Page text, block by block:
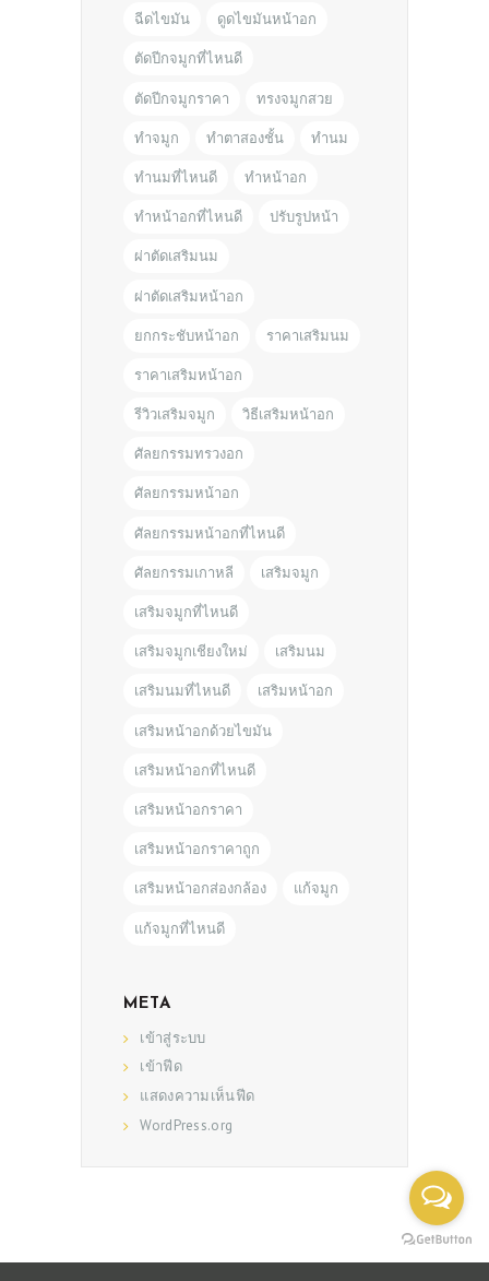
ฉีดไขมัน ดูดไขมันหน้าอก
ตัดปีกจมูกที่ไหนดี
ตัดปีกจมูกราคา ทรงจมูกสวย
ทำจมูก ทำตาสองชั้น ทำนม
ทำนมที่ไหนดี ทำหน้าอก
ทำหน้าอกที่ไหนดี ปรับรูปหน้า
ผ่าตัดเสริมนม
ผ่าตัดเสริมหน้าอก
ยกกระชับหน้าอก ราคาเสริมนม
ราคาเสริมหน้าอก
รีวิวเสริมจมูก วิธีเสริมหน้าอก
ศัลยกรรมทรวงอก
ศัลยกรรมหน้าอก
ศัลยกรรมหน้าอกที่ไหนดี
ศัลยกรรมเกาหลี เสริมจมูก
เสริมจมูกที่ไหนดี
เสริมจมูกเชียงใหม่ เสริมนม
เสริมนมที่ไหนดี เสริมหน้าอก
เสริมหน้าอกด้วยไขมัน
เสริมหน้าอกที่ไหนดี
เสริมหน้าอกราคา
เสริมหน้าอกราคาถูก
เสริมหน้าอกส่องกล้อง แก้จมูก
แก้จมูกที่ไหนดี
META
เข้าสู่ระบบ
เข้าฟีด
แสดงความเห็นฟีด
WordPress.org